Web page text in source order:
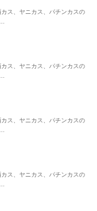
ス、ヤニカス、パチンカスの
ス、ヤニカス、パチンカスの
ス、ヤニカス、パチンカスの
ス、ヤニカス、パチンカスの